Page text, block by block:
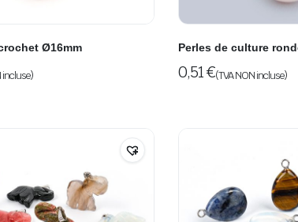
Ø16mm
incluse)
Perles de culture
0,51€(TVA NON incluse)